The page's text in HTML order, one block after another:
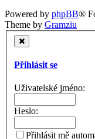
Powered by phpBB®
Theme by Gramziu
Přihlásit se
Uživatelské jméno:
Heslo:
Přihlásit mě